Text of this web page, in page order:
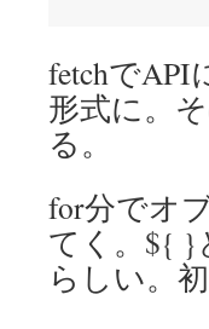
fetchでAPI
形式に。
る。
for分でオ
てく。${ }
らしい。